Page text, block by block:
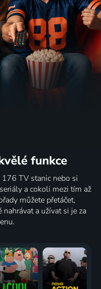
funkce
TV stanic nebo si
a cokoli mezi tím až
můžete přetáčet,
a užívat si je za